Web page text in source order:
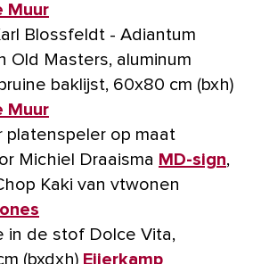
Muur
Blossfeldt - Adiantum
Old Masters, aluminum
baklijst, 60x80 cm (bxh)
Muur
platenspeler op maat
Michiel Draaisma MD-sign,
Kaki van vtwonen
in de stof Dolce Vita,
(bxdxh) Eijerkamp